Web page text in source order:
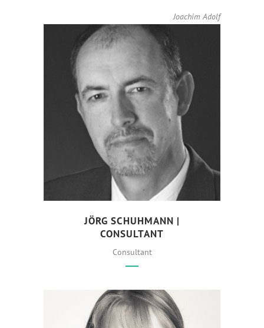
Joachim Adolf
JÖRG SCHUHMANN |
CONSULTANT
Consultant